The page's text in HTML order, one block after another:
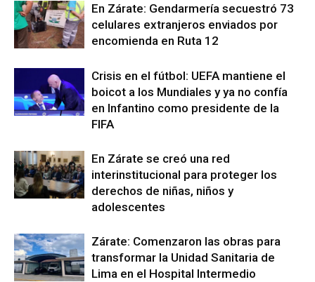
En Zárate: Gendarmería secuestró 73
celulares extranjeros enviados por
encomienda en Ruta 12
Crisis en el fútbol: UEFA mantiene el
boicot a los Mundiales y ya no confía
en Infantino como presidente de la
FIFA
En Zárate se creó una red
interinstitucional para proteger los
derechos de niñas, niños y
adolescentes
Zárate: Comenzaron las obras para
transformar la Unidad Sanitaria de
Lima en el Hospital Intermedio